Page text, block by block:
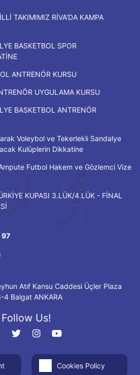
TAKIMIMIZ RİVA'DA KAMPA
BASKETBOL SPOR
ANTRENÖR KURSU
UYGULAMA KURSU
BASKETBOL ANTRENÖR
Voleybol ve Tekerlekli Sandalye
Kulüplerin Dikkatine
Futbol Hakem ve Gözlemci Vize
KUPASI 3.LÜK/4.LÜK - FİNAL
Atıf Kansu Caddesi Üçler Plaza
4 Balgat ANKARA
Follow Us!
Cookies Policy